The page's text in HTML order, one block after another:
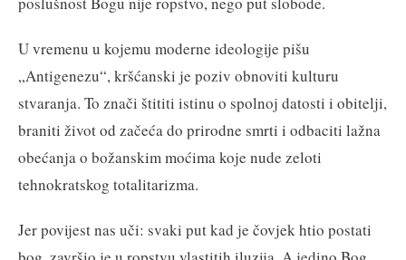
U vremenu u kojemu moderne ideologije pišu
„Antigenezu“, kršćanski je poziv obnoviti kulturu
stvaranja. To znači štititi istinu o spolnoj datosti i obitelji,
braniti život od začeća do prirodne smrti i odbaciti lažna
obećanja o božanskim moćima koje nude zeloti
tehnokratskog totalitarizma.
Jer povijest nas uči: svaki put kad je čovjek htio postati